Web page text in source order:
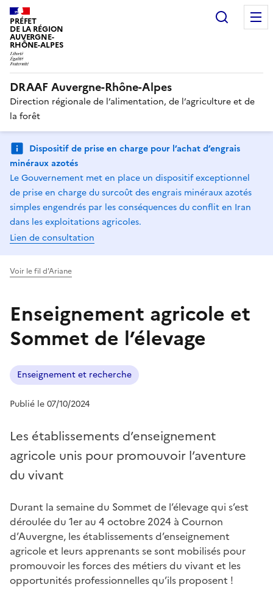
PRÉFET
DE LA RÉGION
AUVERGNE-
RHÔNE-ALPES
DRAAF Auvergne-Rhône-Alpes
Direction régionale de l’alimentation, de l’agriculture et de
la forêt
Dispositif de prise en charge pour l’achat d’engrais
minéraux azotés
Le Gouvernement met en place un dispositif exceptionnel
de prise en charge du surcoût des engrais minéraux azotés
simples engendrés par les conséquences du conflit en Iran
dans les exploitations agricoles.
Lien de consultation
Voir le fil d'Ariane
Enseignement agricole et
Sommet de l’élevage
Enseignement et recherche
Publié le 07/10/2024
Les établissements d’enseignement
agricole unis pour promouvoir l’aventure
du vivant
Durant la semaine du Sommet de l’élevage qui s’est
déroulée du 1er au 4 octobre 2024 à Cournon
d’Auvergne, les établissements d’enseignement
agricole et leurs apprenants se sont mobilisés pour
promouvoir les forces des métiers du vivant et les
opportunités professionnelles qu’ils proposent !